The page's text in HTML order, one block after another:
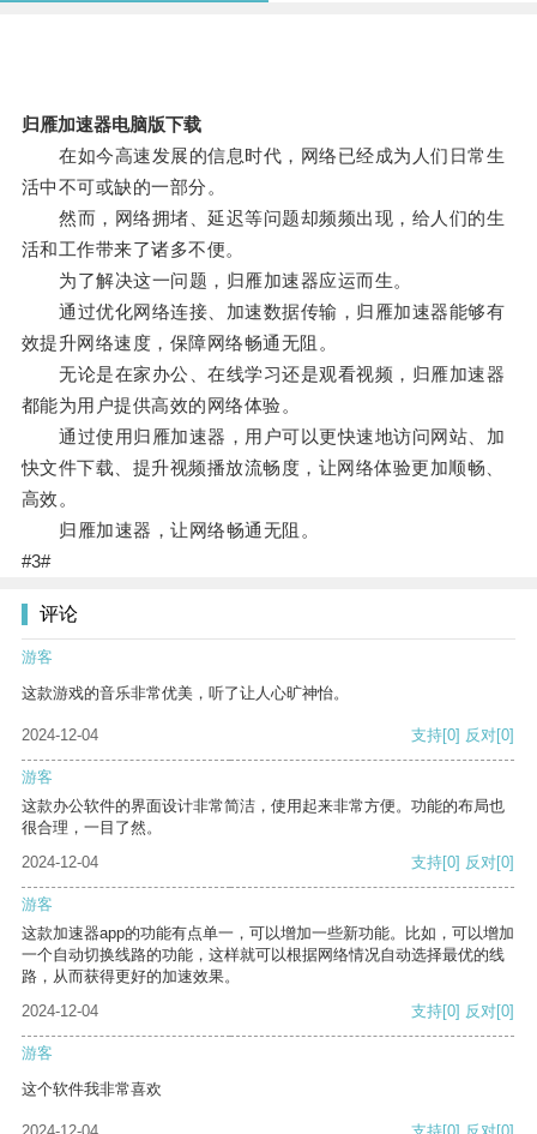
归雁加速器电脑版下载
在如今高速发展的信息时代，网络已经成为人们日常生
活中不可或缺的一部分。
然而，网络拥堵、延迟等问题却频频出现，给人们的生
活和工作带来了诸多不便。
为了解决这一问题，归雁加速器应运而生。
通过优化网络连接、加速数据传输，归雁加速器能够有
效提升网络速度，保障网络畅通无阻。
无论是在家办公、在线学习还是观看视频，归雁加速器
都能为用户提供高效的网络体验。
通过使用归雁加速器，用户可以更快速地访问网站、加
快文件下载、提升视频播放流畅度，让网络体验更加顺畅、
高效。
归雁加速器，让网络畅通无阻。
#3#
评论
游客
这款游戏的音乐非常优美，听了让人心旷神怡。
2024-12-04 支持[0] 反对[0]
游客
这款办公软件的界面设计非常简洁，使用起来非常方便。功能的布局也
很合理，一目了然。
2024-12-04
支持[0] 反对[0]
游客
这款加速器app的功能有点单一，可以增加一些新功能。比如，可以增加
一个自动切换线路的功能，这样就可以根据网络情况自动选择最优的线
路，从而获得更好的加速效果。
2024-12-04
支持[0] 反对[0]
游客
这个软件我非常喜欢